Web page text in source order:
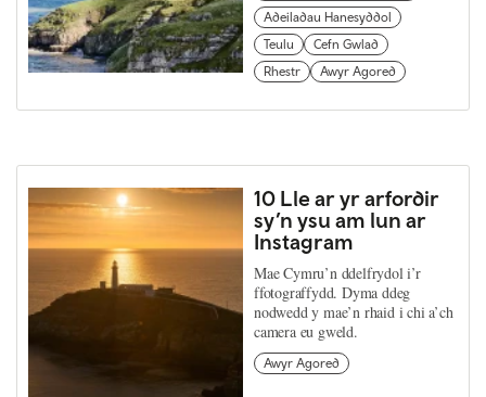
Adeiladau Hanesyddol
Teulu
Cefn Gwlad
Rhestr
Awyr Agored
10 Lle ar yr arfordir
sy’n ysu am lun ar
Instagram
Mae Cymru’n ddelfrydol i’r
ffotograffydd. Dyma ddeg
nodwedd y mae’n rhaid i chi a’ch
camera eu gweld.
Awyr Agored